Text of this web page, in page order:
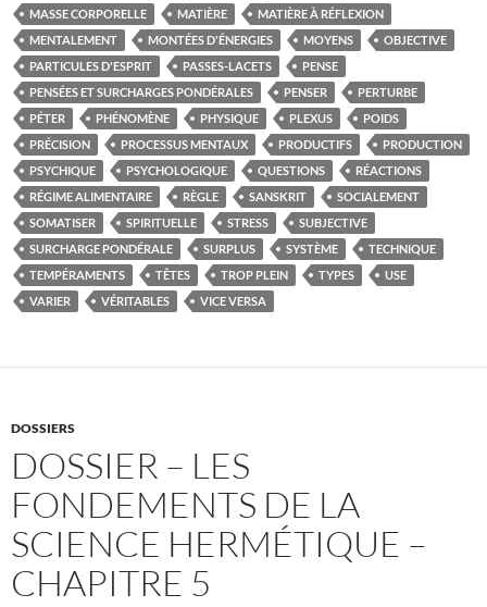
MASSE CORPORELLE
MATIÈRE
MATIÈRE À RÉFLEXION
MENTALEMENT
MONTÉES D'ÉNERGIES MOYENS
OBJECTIVE
PARTICULES D'ESPRIT
PASSES-LACETS
PENSE
PENSÉES ET SURCHARGES PONDÉRALES
PENSER
PERTURBE
PÉTER
PHÉNOMÈNE PHYSIQUE PLEXUS
POIDS
PRÉCISION
PROCESSUS MENTAUX PRODUCTIFS
PRODUCTION
PSYCHIQUE
PSYCHOLOGIQUE QUESTIONS
RÉACTIONS
RÉGIME ALIMENTAIRE
RÈGLE SANSKRIT
SOCIALEMENT
SOMATISER
SPIRITUELLE STRESS
SUBJECTIVE
SURCHARGE PONDÉRALE
SURPLUS SYSTÈME
TECHNIQUE
TEMPÉRAMENTS
TÊTES TROP PLEIN TYPES
USE
VARIER
VÉRITABLES VICE VERSA
DOSSIERS
DOSSIER – LES
FONDEMENTS DE LA
SCIENCE HERMÉTIQUE –
CHAPITRE 5